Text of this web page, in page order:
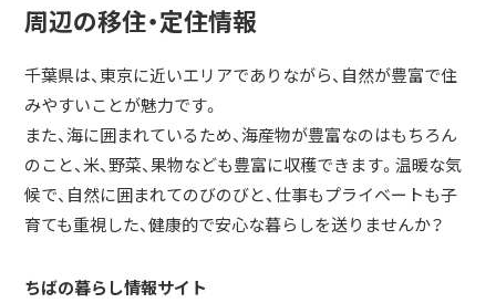
周辺の移住・定住情報
千葉県は、東京に近いエリアでありながら、自然が豊富で住
みやすいことが魅力です。
また、海に囲まれているため、海産物が豊富なのはもちろん
のこと、米、野菜、果物なども豊富に収穫できます。温暖な気
候で、自然に囲まれてのびのびと、仕事もプライベートも子
育ても重視した、健康的で安心な暮らしを送りませんか？
ちばの暮らし情報サイト